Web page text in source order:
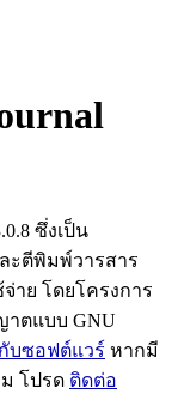
ซึ่งเป็น
ะตีพิมพ์วารสาร
าย โดยโครงการ
าตแบบ GNU
บซอฟต์แวร์ หากมี
โปรด ติดต่อ